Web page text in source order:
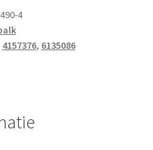
4
4157376, 6135086